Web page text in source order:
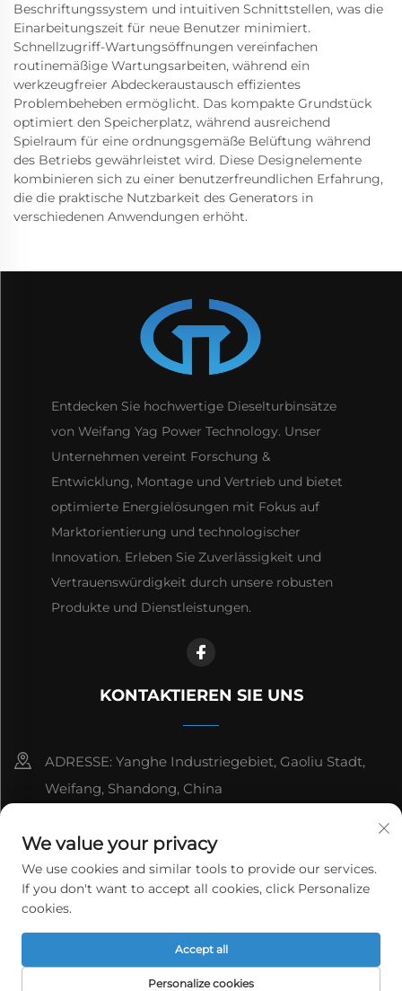
Beschriftungssystem und intuitiven Schnittstellen, was die
Einarbeitungszeit für neue Benutzer minimiert.
Schnellzugriff-Wartungsöffnungen vereinfachen
routinemäßige Wartungsarbeiten, während ein
werkzeugfreier Abdeckeraustausch effizientes
Problembeheben ermöglicht. Das kompakte Grundstück
optimiert den Speicherplatz, während ausreichend
Spielraum für eine ordnungsgemäße Belüftung während
des Betriebs gewährleistet wird. Diese Designelemente
kombinieren sich zu einer benutzerfreundlichen Erfahrung,
die die praktische Nutzbarkeit des Generators in
verschiedenen Anwendungen erhöht.
Entdecken Sie hochwertige Dieselturbinsätze
von Weifang Yag Power Technology. Unser
Unternehmen vereint Forschung &
Entwicklung, Montage und Vertrieb und bietet
optimierte Energielösungen mit Fokus auf
Marktorientierung und technologischer
Innovation. Erleben Sie Zuverlässigkeit und
Vertrauenswürdigkeit durch unsere robusten
Produkte und Dienstleistungen.
KONTAKTIEREN SIE UNS
ADRESSE: Yanghe Industriegebiet, Gaoliu Stadt,
Weifang, Shandong, China
[email protected]
Copyright © WeiFang Yag Power Technology Co., Ltd. All
Datenschutzrichtlinie
We value your privacy
We use cookies and similar tools to provide our services.
If you don't want to accept all cookies, click Personalize
cookies.
Personalize cookies
Accept all